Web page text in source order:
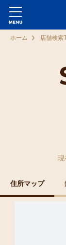
ホーム 店舗検索
現
住所マップ